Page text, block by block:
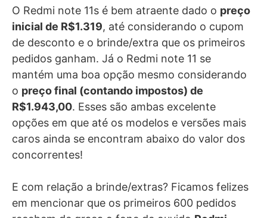
O Redmi note 11s é bem atraente dado o preço
inicial de R$1.319, até considerando o cupom
de desconto e o brinde/extra que os primeiros
pedidos ganham. Já o Redmi note 11 se
mantém uma boa opção mesmo considerando
o preço final (contando impostos) de
R$1.943,00. Esses são ambas excelente
opções em que até os modelos e versões mais
caros ainda se encontram abaixo do valor dos
concorrentes!
E com relação a brinde/extras? Ficamos felizes
em mencionar que os primeiros 600 pedidos